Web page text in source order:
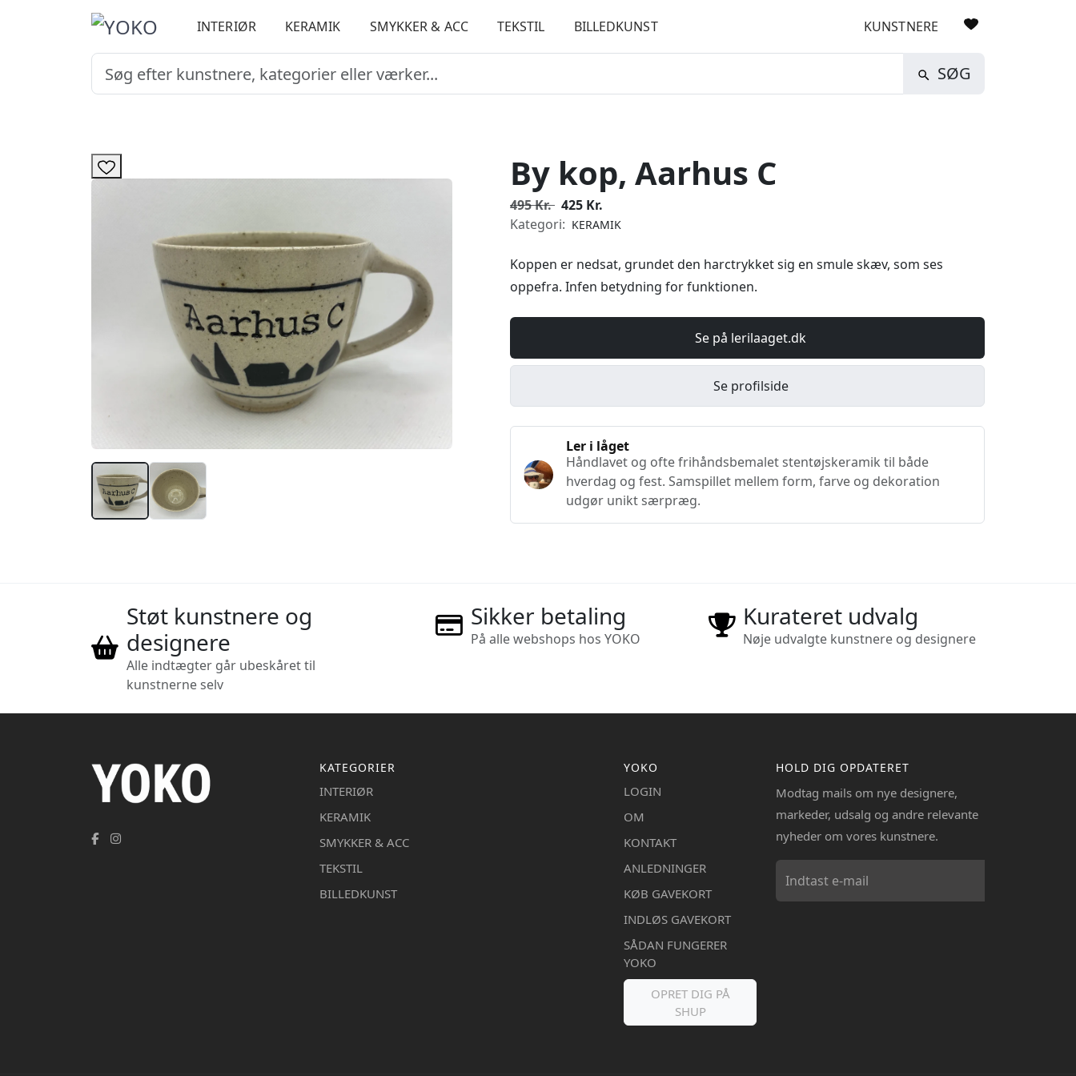
INTERIØR KERAMIK SMYKKER & ACC TEKSTIL BILLEDKUNST KUNSTNERE
SØG
By kop, Aarhus C
495 Kr. 425 Kr.
Kategori: KERAMIK
Koppen er nedsat, grundet den harctrykket sig en smule skæv, som ses
oppefra. Infen betydning for funktionen.
Se på lerilaaget.dk
Se profilside
Ler i låget
Håndlavet og ofte frihåndsbemalet stentøjskeramik til både
hverdag og fest. Samspillet mellem form, farve og dekoration
udgør unikt særpræg.
Støt kunstnere og
designere
Alle indtægter går ubeskåret til
kunstnerne selv
Sikker betaling
På alle webshops hos YOKO
Kurateret udvalg
Nøje udvalgte kunstnere og designere
KATEGORIER
INTERIØR
KERAMIK
SMYKKER & ACC
TEKSTIL
BILLEDKUNST
YOKO
LOGIN
OM
KONTAKT
ANLEDNINGER
KØB GAVEKORT
INDLØS GAVEKORT
SÅDAN FUNGERER
YOKO
OPRET DIG PÅ
SHUP
HOLD DIG OPDATERET
Modtag mails om nye designere,
markeder, udsalg og andre relevante
nyheder om vores kunstnere.